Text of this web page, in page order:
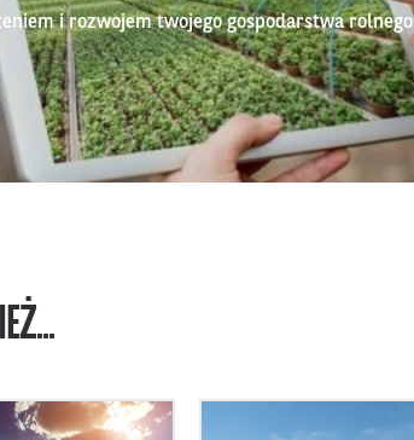
i rozwojem twojego gospodarstwa rolnego